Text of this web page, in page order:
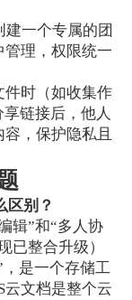
建一个专属的团
管理，权限统一
件时（如收集作
链接后，他人
，保护隐私且
区别？
辑”和“多人协
已整合升级）
是一个存储工
云文档是整个云